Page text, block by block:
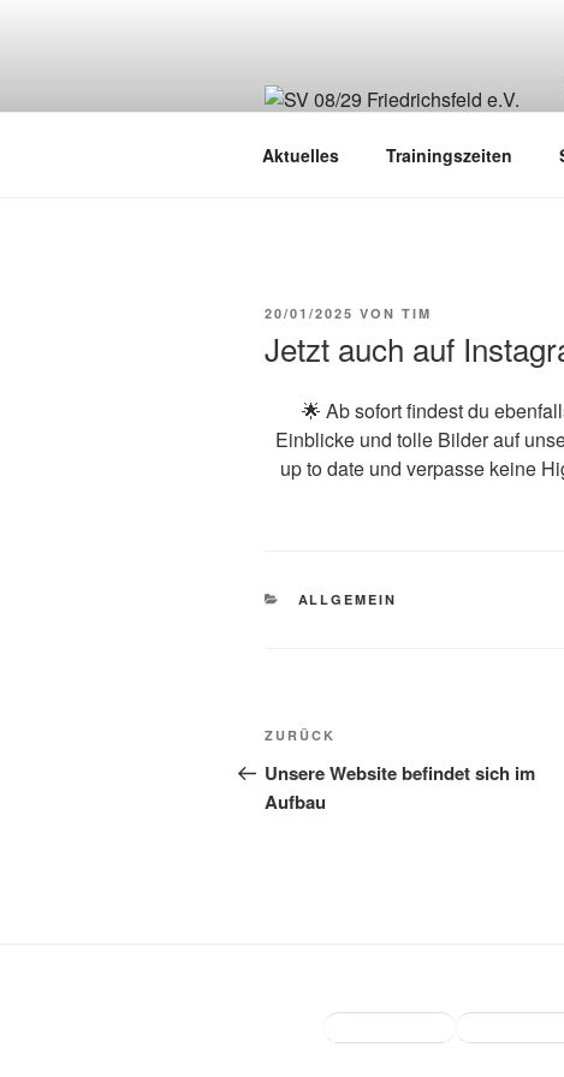
Aktuelles Trainingszeiten
VERÖFFENTLICHT
20/01/2025 VON TIM
Jetzt auch auf
🌟 Ab sofort findest du
Einblicke und tolle Bilder auf
up to date und verpasse keine
KATEGORIEN
ALLGEMEIN
Beitragsnavigation
Vorheriger
Beitrag
ZURÜCK
Unsere Website befindet sich im
Aufbau